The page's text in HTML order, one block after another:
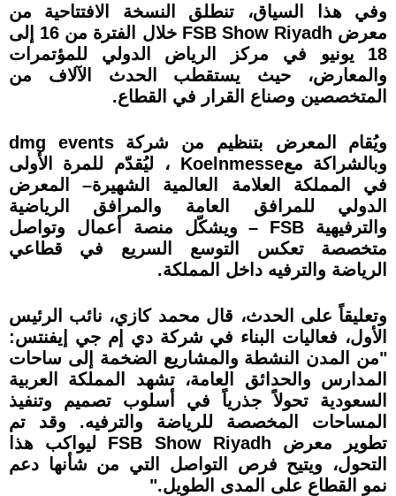
وفي هذا السياق، تنطلق النسخة الافتتاحية من
معرض FSB Show Riyadh خلال الفترة من 16 إلى
18 يونيو في مركز الرياض الدولي للمؤتمرات
والمعارض، حيث يستقطب الحدث الآلاف من
المتخصصين وصناع القرار في القطاع.
ويُقام المعرض بتنظيم من شركة dmg events
وبالشراكة معKoelnmesse ، ليُقدّم للمرة الأولى
في المملكة العلامة العالمية الشهيرة– المعرض
الدولي للمرافق العامة والمرافق الرياضية
والترفيهية FSB – ويشكّل منصة أعمال وتواصل
متخصصة تعكس التوسع السريع في قطاعي
الرياضة والترفيه داخل المملكة.
وتعليقاً على الحدث، قال محمد كازي، نائب الرئيس
الأول، فعاليات البناء في شركة دي إم جي إيفنتس:
"من المدن النشطة والمشاريع الضخمة إلى ساحات
المدارس والحدائق العامة، تشهد المملكة العربية
السعودية تحولاً جذرياً في أسلوب تصميم وتنفيذ
المساحات المخصصة للرياضة والترفيه. وقد تم
تطوير معرض FSB Show Riyadh ليواكب هذا
التحول، ويتيح فرص التواصل التي من شأنها دعم
نمو القطاع على المدى الطويل."